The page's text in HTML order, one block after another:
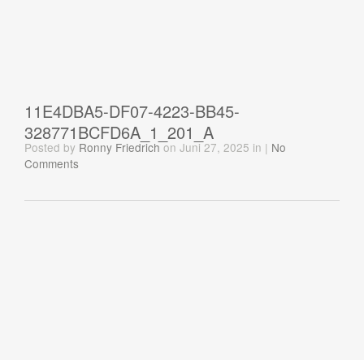
11E4DBA5-DF07-4223-BB45-
328771BCFD6A_1_201_A
Posted by Ronny Friedrich on Juni 27, 2025 in | No
Comments